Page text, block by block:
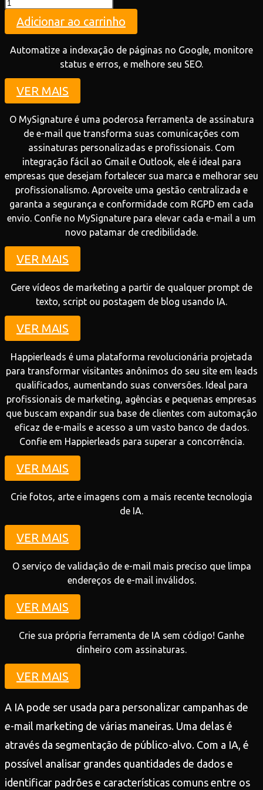
quantidade
Adicionar ao carrinho
Automatize a indexação de páginas no Google, monitore
status e erros, e melhore seu SEO.
VER MAIS
O MySignature é uma poderosa ferramenta de assinatura
de e-mail que transforma suas comunicações com
assinaturas personalizadas e profissionais. Com
integração fácil ao Gmail e Outlook, ele é ideal para
empresas que desejam fortalecer sua marca e melhorar seu
profissionalismo. Aproveite uma gestão centralizada e
garanta a segurança e conformidade com RGPD em cada
envio. Confie no MySignature para elevar cada e-mail a um
novo patamar de credibilidade.
VER MAIS
Gere vídeos de marketing a partir de qualquer prompt de
texto, script ou postagem de blog usando IA.
VER MAIS
Happierleads é uma plataforma revolucionária projetada
para transformar visitantes anônimos do seu site em leads
qualificados, aumentando suas conversões. Ideal para
profissionais de marketing, agências e pequenas empresas
que buscam expandir sua base de clientes com automação
eficaz de e-mails e acesso a um vasto banco de dados.
Confie em Happierleads para superar a concorrência.
VER MAIS
Crie fotos, arte e imagens com a mais recente tecnologia
de IA.
VER MAIS
O serviço de validação de e-mail mais preciso que limpa
endereços de e-mail inválidos.
VER MAIS
Crie sua própria ferramenta de IA sem código! Ganhe
dinheiro com assinaturas.
VER MAIS
A IA pode ser usada para personalizar campanhas de
e-mail marketing de várias maneiras. Uma delas é
através da segmentação de público-alvo. Com a IA, é
possível analisar grandes quantidades de dados e
identificar padrões e características comuns entre os